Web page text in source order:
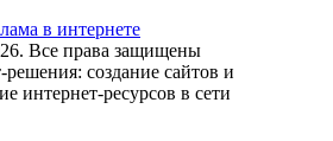
в интернете
Все права защищены
создание сайтов и
интернет-ресурсов в сети